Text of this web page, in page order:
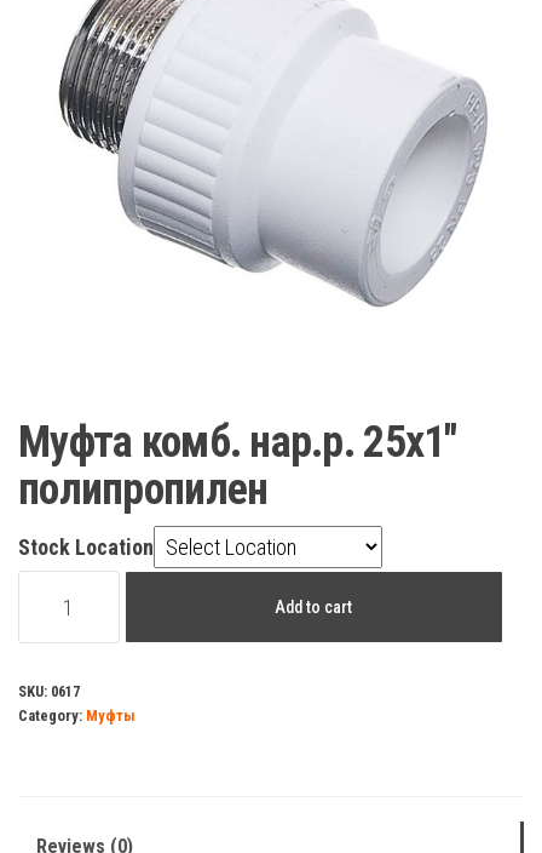
Муфта комб. нар.р. 25х1″
полипропилен
Stock Location
комб.
25х1"
полипропилен
Add to cart
SKU: 0617
Category: Муфты
Reviews (0)